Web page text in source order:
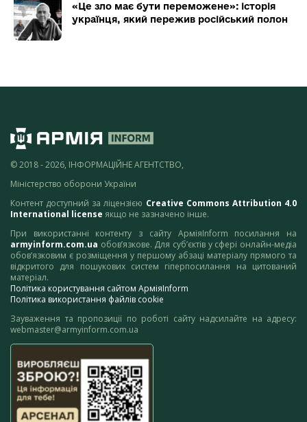
«Це зло має бути переможене»: історія
українця, який пережив російський полон
© 2018 - 2026, ІНФОРМАЦІЙНЕ АГЕНТСТВО,
Міністерство оборони України
Контент доступний за ліцензією Creative Commons Attribution 4.0
International license якщо не зазначено інше.
При використанні контенту з сайту АрміяInform посилання на
armyinform.com.ua обов’язкове. Для суб’єктів у сфері онлайн-медіа
обов’язковим є розміщення у першому абзаці матеріалу прямого та
відкритого для пошукових систем гіперпосилання на цитований
матеріал.
Політика користування сайтом АрміяInform
Політика використання файлів cookie
Зауваження та пропозиції по роботі сайту надсилайте на адресу:
webmaster@armyinform.com.ua